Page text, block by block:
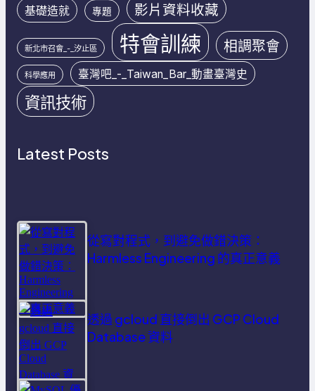
基礎造就 專題 影片資料收藏
新北市召會_-_汐止區 特會訓練 相調聚會
科學應用 臺灣吧_-_Taiwan_Bar_動畫臺灣史
資訊技術
Latest Posts
從寫對程式，到避免做錯決策：
Harmless Engineering 的真正意義
透過 gcloud 直接倒出 GCP Cloud
Database 資料